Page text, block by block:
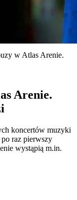
w Atlas Arenie.
Arenie.
koncertów muzyki
raz pierwszy
wystąpią m.in.